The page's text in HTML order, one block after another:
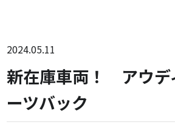
2024.05.11
新在庫車両！ アウ
ーツバック